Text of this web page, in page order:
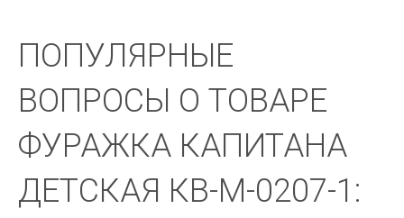
ПОПУЛЯРНЫЕ
ВОПРОСЫ О ТОВАРЕ
ФУРАЖКА КАПИТАНА
ДЕТСКАЯ КВ-М-0207-1: